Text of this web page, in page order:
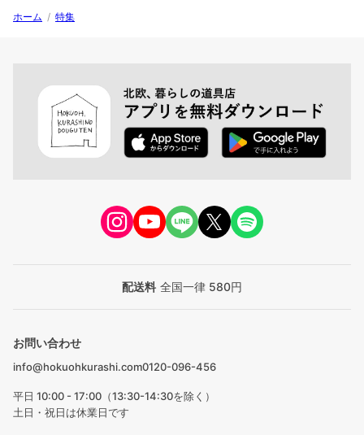
ホーム / 特集
配送料 全国一律 580円
お問い合わせ
info@hokuohkurashi.com0120-096-456
平日 10:00 - 17:00（13:30-14:30を除く）
土日・祝日は休業日です